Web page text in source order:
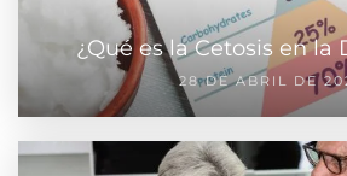
¿Qué es la Cetosis en la
28 DE ABRIL DE